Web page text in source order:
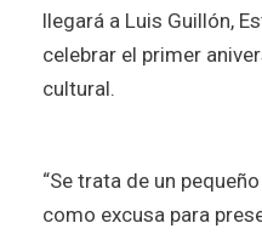
llegará a Luis Guillón,
celebrar el primer
cultural.
“Se trata de un
como excusa para